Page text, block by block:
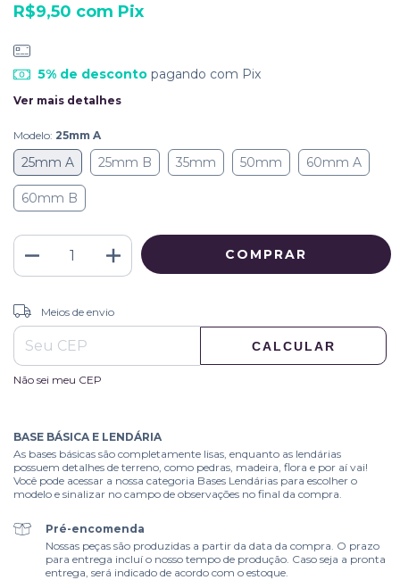
R$9,50 com Pix
5% de descontopagando com Pix
Ver mais detalhes
Modelo: 25mm A
25mm A 25mm B 35mm 50mm 60mm A
60mm B
Entregas para o CEP:
Meios de envio
CALCULAR
Não sei meu CEP
BASE BÁSICA E LENDÁRIA
As bases básicas são completamente lisas, enquanto as lendárias
possuem detalhes de terreno, como pedras, madeira, flora e por aí vai!
Você pode acessar a nossa categoria Bases Lendárias para escolher o
modelo e sinalizar no campo de observações no final da compra.
Pré-encomenda
Nossas peças são produzidas a partir da data da compra. O prazo
para entrega incluí o nosso tempo de produção. Caso seja a pronta
entrega, será indicado de acordo com o estoque.